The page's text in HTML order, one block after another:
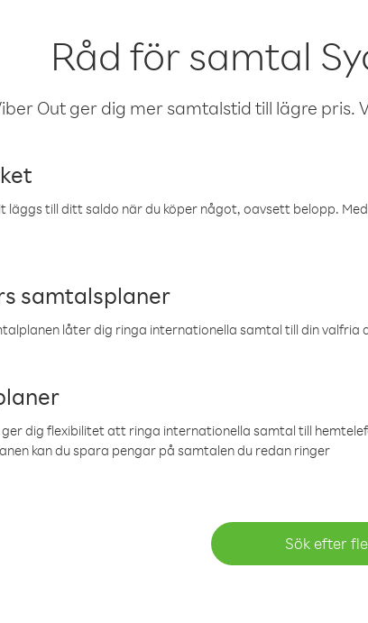
Råd för samtal
Out ger dig mer samtalstid till lägre
läggs till ditt saldo när du köper något, oavsett belopp.
samtalsplaner
låter dig ringa internationella samtal till din valfria
dig flexibilitet att ringa internationella samtal till
kan du spara pengar på samtalen du redan ringer
Sök efter